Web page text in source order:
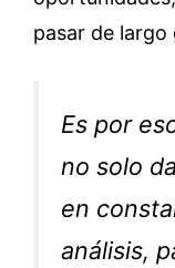
pasar de
Es por
no solo
en
análisis,